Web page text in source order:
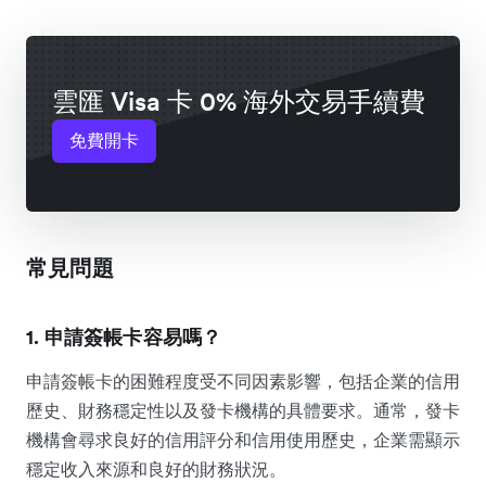
雲匯 Visa 卡 0% 海外交易手續費
免費開卡
常見問題
1. 申請簽帳卡容易嗎？
申請簽帳卡的困難程度受不同因素影響，包括企業的信用
歷史、財務穩定性以及發卡機構的具體要求。通常，發卡
機構會尋求良好的信用評分和信用使用歷史，企業需顯示
穩定收入來源和良好的財務狀況。